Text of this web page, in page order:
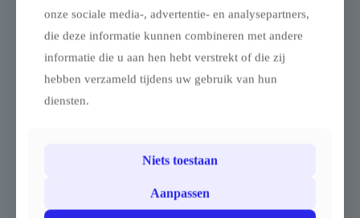
Onze gesloten zijwanden
pagodetent in een volledig
water- en winddichte
tijdelijke als langdurige
buitenopstellingen.
UV-bestendig, brandwerend
zijwandenset is geschikt
voor een pagodetent van 3
× 3 meter en biedt een
volledig wind- en
set bestaat uit vier
tent naar wens afsluiten of
schuiven eenvoudig in het
onze sociale media-, advertentie- en analysepartners,
die deze informatie kunnen combineren met andere
informatie die u aan hen hebt verstrekt of die zij
hebben verzameld tijdens uw gebruik van hun
diensten.
Niets toestaan
Aanpassen